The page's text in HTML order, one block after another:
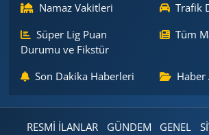
Namaz Vakitleri
Trafik
Süper Lig Puan
Durumu ve Fikstür
Tüm
Son Dakika Haberleri Haber
RESMİ İLANLAR GÜNDEM GENEL